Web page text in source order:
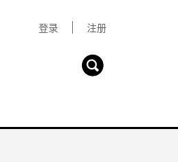
登录 注册